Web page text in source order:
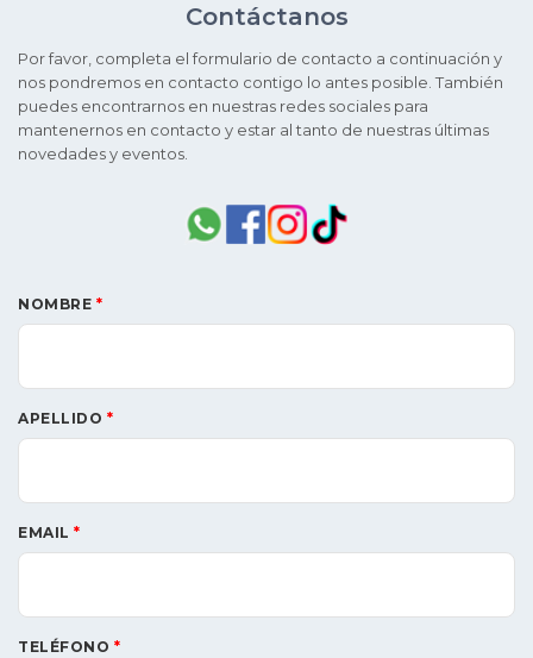
Contáctanos
Por favor, completa el formulario de contacto a continuación y
nos pondremos en contacto contigo lo antes posible. También
puedes encontrarnos en nuestras redes sociales para
mantenernos en contacto y estar al tanto de nuestras últimas
novedades y eventos.
NOMBRE *
APELLIDO *
EMAIL *
TELÉFONO *